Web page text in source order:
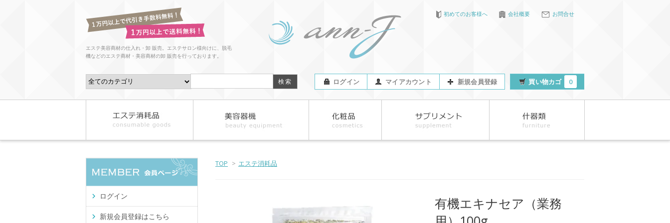
エステ美容商材の仕入れ・卸 販売。エステサロン様向けに、脱毛
機などのエステ商材・美容商材の卸 販売を行っております。
初めてのお客様へ 会社概要 お問合せ
ログイン マイアカウント 新規会員登録 買い物カゴ 0
TOP > エステ消耗品
有機エキナセア（業務
ログイン
新規会員登録はこちら